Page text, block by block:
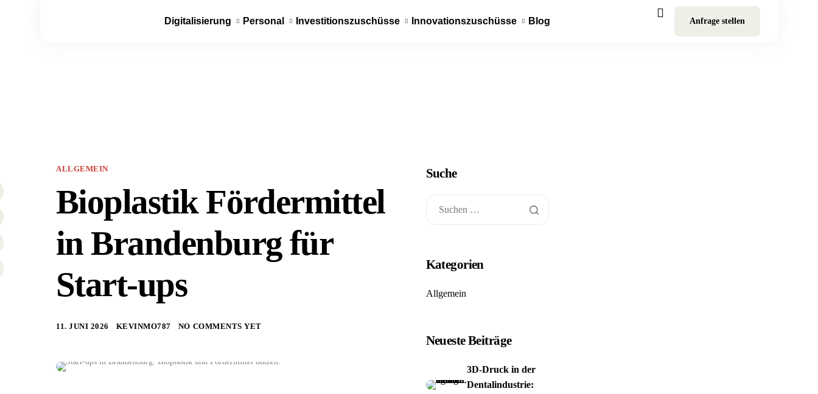
Digitalisierung Personal Investitionszuschüsse Innovationszuschüsse Blog Anfrage stellen
ALLGEMEIN
Bioplastik Fördermittel
in Brandenburg für
Start-ups
11. JUNI 2026 KEVINMO787 NO COMMENTS YET
Suche
Kategorien
Allgemein
Neueste Beiträge
3D-Druck in der
Dentalindustrie: